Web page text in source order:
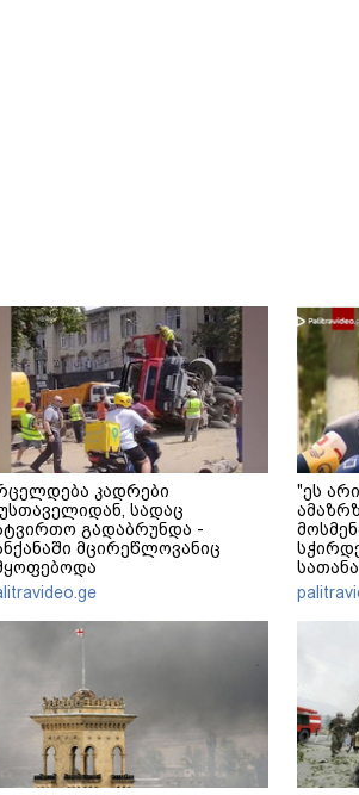
კადრები
სადაც
გადაბრუნდა -
მცირეწლოვანიც
"ეს